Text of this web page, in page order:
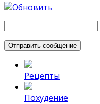
Рецепты
Похудение